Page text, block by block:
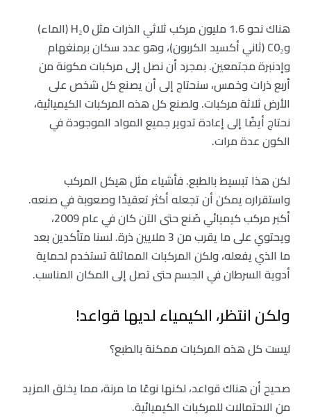
هناك نحو 1.6 مليون مركب ثلاثي الذرات مثل H₂0 (الماء)
وC0₂ (ثاني أكسيد الكربون)، وهو عدد سكان برمنغهام
وإدنبرة مجتمعين. بمجرد أن نصل إلى مركبات مكونة من
أربع ذرات وخمس، سنحتاج إلى أن يصنع كل شخص على
الأرض ثلاثة مركبات. ولصنع كل هذه المركبات الكيميائية،
نحتاج أيضًا إلى إعادة تدوير جميع المواد الموجودة في
الكون عدة مرات.
لكن هذا تبسيط بالطبع. فأشياء مثل هيكل المركب
واستقراره يمكن أن تجعله أكثر تعقيدًا وصعوبة في صنعه.
أكبر مركب كيميائي صُنع حتى الآن كان في عام 2009،
ويحتوي على ما يقرب من 3 ملايين ذرة. لسنا متأكدين بعد
ما الذي يفعله، ولكن المركبات المماثلة تستخدم لحماية
أدوية السرطان في الجسم حتى تصل إلى المكان المناسب.
ولكن انتظر، الكيمياء لديها قواعد!
ليست كل هذه المركبات ممكنة بالطبع؟
صحيح أن هناك قواعد، لكنها نوعًا ما مرنة، مما يخلق المزيد
من الاحتمالات للمركبات الكيميائية.